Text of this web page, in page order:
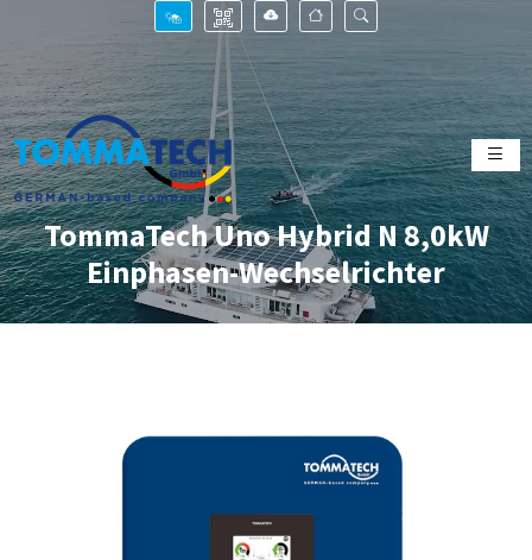
TommaTech Uno Hybrid N 8,0kW
Einphasen-Wechselrichter